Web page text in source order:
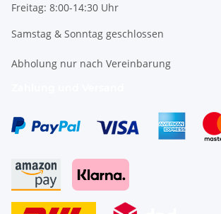
Freitag: 8:00-14:30 Uhr
Samstag & Sonntag geschlossen
Abholung nur nach Vereinbarung